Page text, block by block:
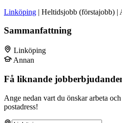
Linköping | Heltidsjobb (förstajobb) |
Sammanfattning
Linköping
Annan
Få liknande
Ange nedan vart du önskar arbeta
postadress!